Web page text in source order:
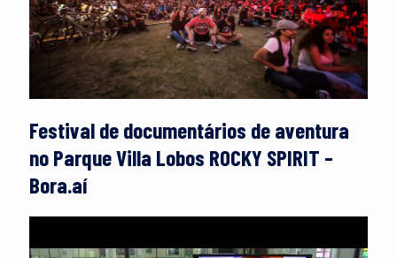
Festival de documentários de aventura
no Parque Villa Lobos ROCKY SPIRIT –
Bora.aí